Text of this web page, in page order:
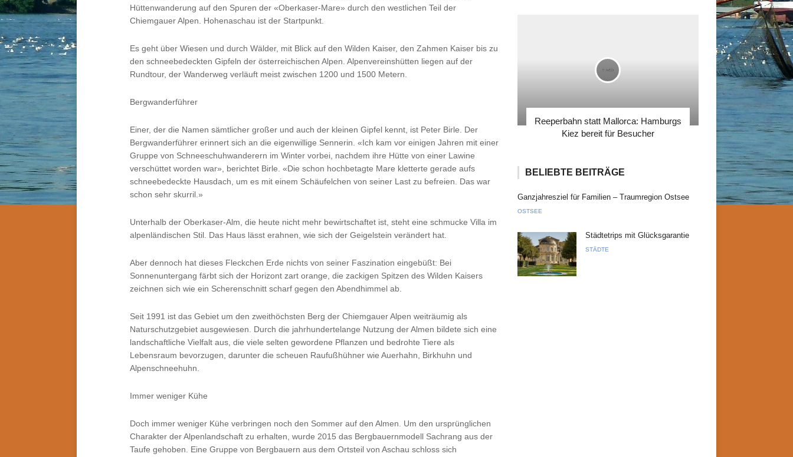
Hüttenwanderung auf den Spuren der «Oberkaser-Mare» durch den westlichen Teil der
Chiemgauer Alpen. Hohenaschau ist der Startpunkt.
Es geht über Wiesen und durch Wälder, mit Blick auf den Wilden Kaiser, den Zahmen Kaiser bis zu
den schneebedeckten Gipfeln der österreichischen Alpen. Alpenvereinshütten liegen auf der
Rundtour, der Wanderweg verläuft meist zwischen 1200 und 1500 Metern.
Bergwanderführer
Einer, der die Namen sämtlicher großer und auch der kleinen Gipfel kennt, ist Peter Birle. Der
Bergwanderführer erinnert sich an die eigenwillige Sennerin. «Ich kam vor einigen Jahren mit einer
Gruppe von Schneeschuhwanderern im Winter vorbei, nachdem ihre Hütte von einer Lawine
verschüttet worden war», berichtet Birle. «Die schon hochbetagte Mare kletterte gerade aufs
schneebedeckte Hausdach, um es mit einem Schäufelchen von seiner Last zu befreien. Das war
schon sehr skurril.»
Unterhalb der Oberkaser-Alm, die heute nicht mehr bewirtschaftet ist, steht eine schmucke Villa im
alpenländischen Stil. Das Haus lässt erahnen, wie sich der Geigelstein verändert hat.
Aber dennoch hat dieses Fleckchen Erde nichts von seiner Faszination eingebüßt: Bei
Sonnenuntergang färbt sich der Horizont zart orange, die zackigen Spitzen des Wilden Kaisers
zeichnen sich wie ein Scherenschnitt scharf gegen den Abendhimmel ab.
Seit 1991 ist das Gebiet um den zweithöchsten Berg der Chiemgauer Alpen weiträumig als
Naturschutzgebiet ausgewiesen. Durch die jahrhundertelange Nutzung der Almen bildete sich eine
landschaftliche Vielfalt aus, die viele selten gewordene Pflanzen und bedrohte Tiere als
Lebensraum bevorzugen, darunter die scheuen Raufußhühner wie Auerhahn, Birkhuhn und
Alpenschneehuhn.
Immer weniger Kühe
Doch immer weniger Kühe verbringen noch den Sommer auf den Almen. Um den ursprünglichen
Charakter der Alpenlandschaft zu erhalten, wurde 2015 das Bergbauernmodell Sachrang aus der
Taufe gehoben. Eine Gruppe von Bergbauern aus dem Ortsteil von Aschau schloss sich
Reeperbahn statt Mallorca: Hamburgs
Kiez bereit für Besucher
BELIEBTE BEITRÄGE
Ganzjahresziel für Familien – Traumregion Ostsee
OSTSEE
Städtetrips mit Glücksgarantie
STÄDTE